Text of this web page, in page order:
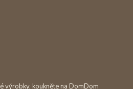
výrobky, koukněte na DomDom